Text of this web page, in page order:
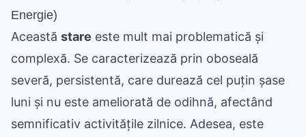
Energie)
Această stare este mult mai problematică și
complexă. Se caracterizează prin oboseală
severă, persistentă, care durează cel puțin șase
luni și nu este ameliorată de odihnă, afectând
semnificativ activitățile zilnice. Adesea, este